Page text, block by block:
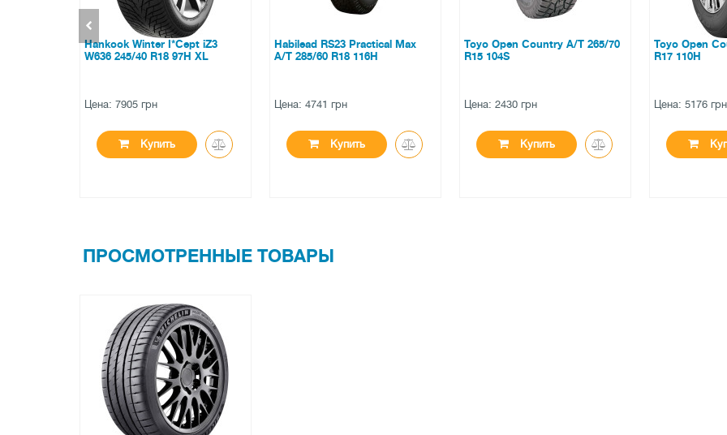
Habilead RS23 Practical Max
A/T 285/60 R18 116H
Цена: 4741 грн
Купить
Toyo Open Country A/T 265/70
R15 104S
Цена: 2430 грн
Купить
Toyo Open Country U/T 245/70
R17 110H
Цена: 5176 грн
Купить
Triangle
XL
Цена: 2420
ПРОСМОТРЕННЫЕ ТОВАРЫ